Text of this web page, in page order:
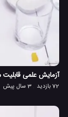
آزمایش علمی
72 بازدید 3 سال پیش